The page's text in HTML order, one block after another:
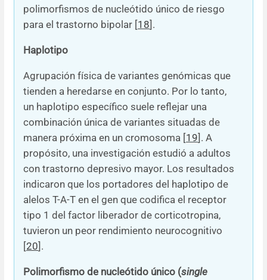
polimorfismos de nucleótido único de riesgo
para el trastorno bipolar [18].
Haplotipo
Agrupación física de variantes genómicas que
tienden a heredarse en conjunto. Por lo tanto,
un haplotipo específico suele reflejar una
combinación única de variantes situadas de
manera próxima en un cromosoma [19]. A
propósito, una investigación estudió a adultos
con trastorno depresivo mayor. Los resultados
indicaron que los portadores del haplotipo de
alelos T-A-T en el gen que codifica el receptor
tipo 1 del factor liberador de corticotropina,
tuvieron un peor rendimiento neurocognitivo
[20].
Polimorfismo de nucleótido único (single